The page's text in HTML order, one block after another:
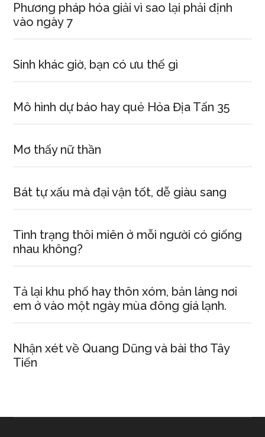
Phương pháp hóa giải vì sao lại phải định
vào ngày 7
Sinh khác giờ, bạn có ưu thế gì
Mô hình dự báo hay quẻ Hỏa Địa Tấn 35
Mơ thấy nữ thần
Bát tự xấu mà đại vận tốt, dễ giàu sang
Tình trạng thôi miên ở mỗi người có giống
nhau không?
Tả lại khu phố hay thôn xóm, bản làng nơi
em ở vào một ngày mùa đông giá lạnh.
Nhận xét về Quang Dũng và bài thơ Tây
Tiến